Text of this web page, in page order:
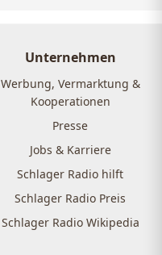
Unternehmen
Werbung, Vermarktung &
Kooperationen
Presse
Jobs & Karriere
Schlager Radio hilft
Schlager Radio Preis
Schlager Radio Wikipedia